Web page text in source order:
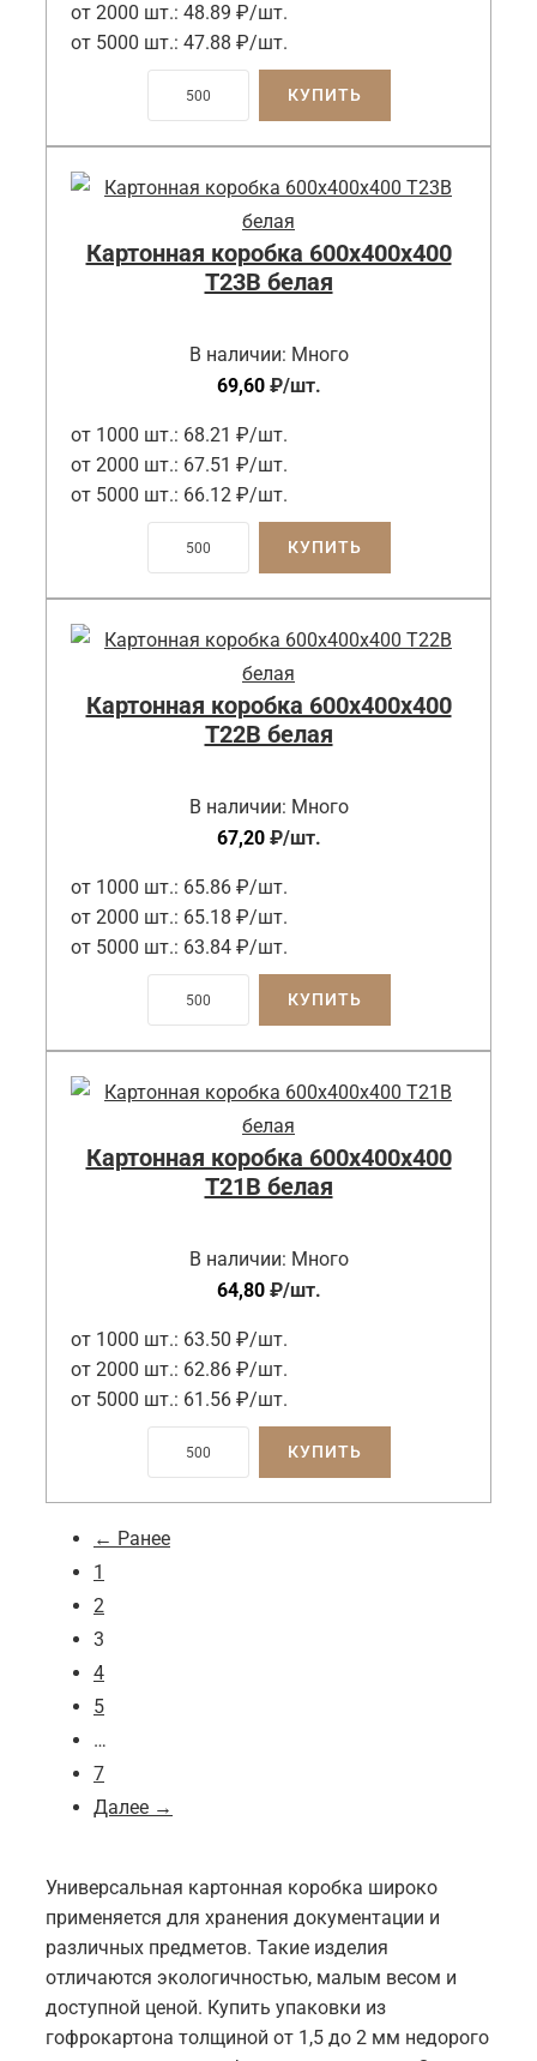
от 2000 шт.: 48.89 ₽/шт.
от 5000 шт.: 47.88 ₽/шт.
КУПИТЬ
Картонная коробка 600x400x400
Т23B белая
В наличии: Много
69,60 ₽/шт.
от 1000 шт.: 68.21 ₽/шт.
от 2000 шт.: 67.51 ₽/шт.
от 5000 шт.: 66.12 ₽/шт.
КУПИТЬ
Картонная коробка 600x400x400
Т22B белая
В наличии: Много
67,20 ₽/шт.
от 1000 шт.: 65.86 ₽/шт.
от 2000 шт.: 65.18 ₽/шт.
от 5000 шт.: 63.84 ₽/шт.
КУПИТЬ
Картонная коробка 600x400x400
Т21B белая
В наличии: Много
64,80 ₽/шт.
от 1000 шт.: 63.50 ₽/шт.
от 2000 шт.: 62.86 ₽/шт.
от 5000 шт.: 61.56 ₽/шт.
КУПИТЬ
← Ранее
1
2
3
4
5
…
7
Далее →
Универсальная картонная коробка широко
применяется для хранения документации и
различных предметов. Такие изделия
отличаются экологичностью, малым весом и
доступной ценой. Купить упаковки из
гофрокартона толщиной от 1,5 до 2 мм недорого